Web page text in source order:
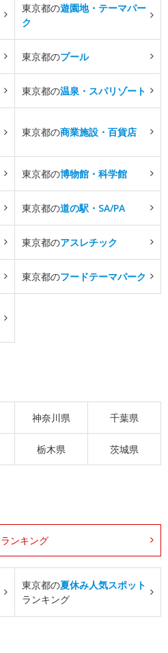
東京都の遊園地・テーマパー
ク
東京都のプール
東京都の温泉・スパリゾート
東京都の商業施設・百貨店
東京都の博物館・科学館
東京都の道の駅・SA/PA
東京都のアスレチック
東京都のフードテーマパーク
神奈川県 千葉県
栃木県 茨城県
ランキング
東京都の夏休み人気スポット
ランキング